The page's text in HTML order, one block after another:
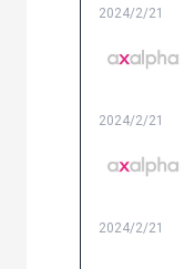
2024/2/21
2024/2/21
2024/2/21